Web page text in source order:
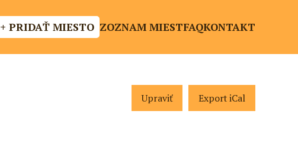
+ PRIDAŤ MIESTO ZOZNAM MIESTFAQKONTAKT
Upraviť Export iCal